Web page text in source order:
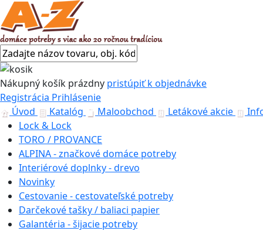
Nákupný košík prázdny pristúpiť k objednávke
Registrácia Prihlásenie
Úvod
Katalóg Maloobchod Letákové akcie
Lock & Lock
TORO / PROVANCE
ALPINA - značkové domáce potreby
Interiérové doplnky - drevo
Novinky
Cestovanie - cestovateľské potreby
Darčekové tašky / baliaci papier
Galantéria - šijacie potreby